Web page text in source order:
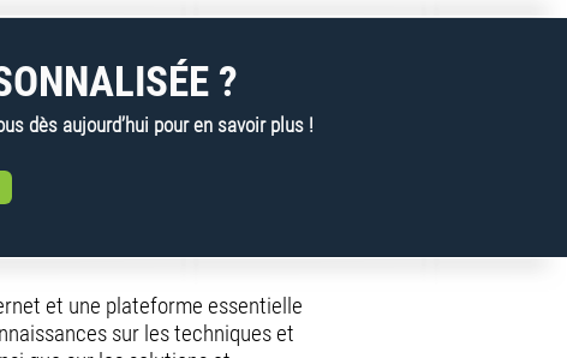
?
dès aujourd’hui pour en savoir plus !
et une plateforme essentielle
sur les techniques et